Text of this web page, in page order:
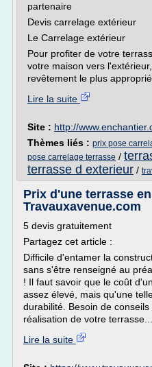
partenaire
Devis carrelage extérieur
Le Carrelage extérieur
Pour profiter de votre
votre maison vers
revêtement le plus
Lire la suite
Site : http://
Thèmes liés : prix pose
pose carrelage terrasse /
terrasse d exterieur /
Prix d'une terrasse
Travauxavenue.com
5 devis gratuitement
Partagez cet article :
Difficile d'entamer la
sans s'être renseigné au
! Il faut savoir que le coût
assez élevé, mais qu'une
durabilité. Besoin de
réalisation de votre terrasse...
Lire la suite